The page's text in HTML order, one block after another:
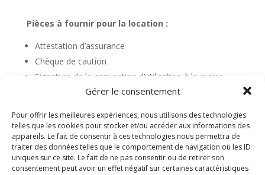
Gérer le consentement
Pour offrir les meilleures expériences, nous utilisons des technologies
telles que les cookies pour stocker et/ou accéder aux informations des
appareils. Le fait de consentir à ces technologies nous permettra de
traiter des données telles que le comportement de navigation ou les ID
uniques sur ce site. Le fait de ne pas consentir ou de retirer son
consentement peut avoir un effet négatif sur certaines caractéristiques
Pièces à fournir pour la location :
Attestation d’assurance
Chèque de caution
Signature de la convention d’utilisation à la mairie
vaisselle complète est à demander lors de la location.
Un état des lieux est obligatoire avant et après la
location.
Les clefs de la salle des fêtes sont données sous